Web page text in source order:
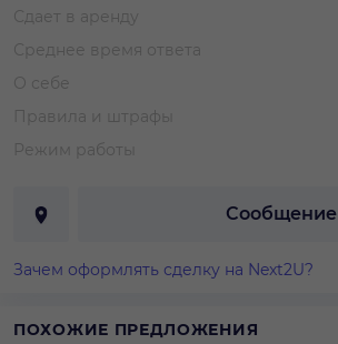
Сдает в аренду
Среднее время ответа
О себе
Правила и штрафы
Режим работы
Сообщение
Зачем оформлять сделку на Next2U?
ПОХОЖИЕ ПРЕДЛОЖЕНИЯ